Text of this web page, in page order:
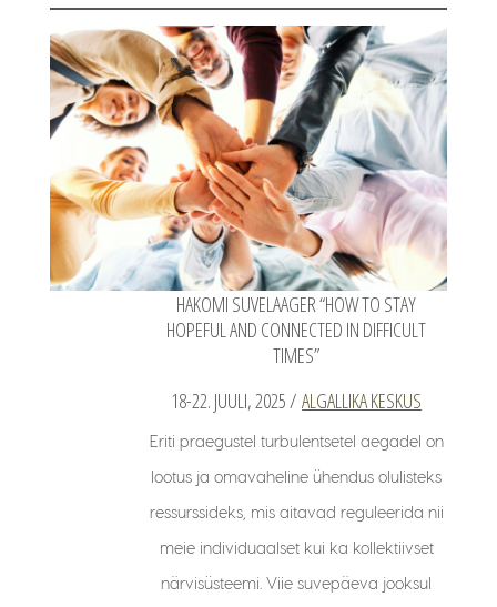
HAKOMI SUVELAAGER “HOW TO STAY
HOPEFUL AND CONNECTED IN DIFFICULT
TIMES”
18-22. JUULI, 2025 /ALGALLIKA KESKUS
Eriti praegustel turbulentsetel aegadel on
lootus ja omavaheline ühendus olulisteks
ressurssideks, mis aitavad reguleerida nii
meie individuaalset kui ka kollektiivset
närvisüsteemi. Viie suvepäeva jooksul